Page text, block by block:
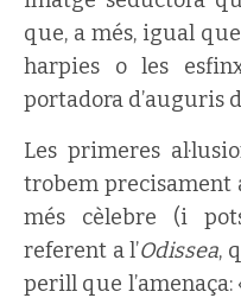
que, a més, igual
harpies o les
portadora d’auguris
Les primeres
trobem precisament
més cèlebre (i
referent a l’Odissea,
perill que